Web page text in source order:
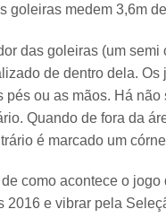
goleiras medem 3,6m
das goleiras (um
de dentro dela.
ou as mãos. Há
Quando de fora da
é marcado um
como acontece o jogo
2016 e vibrar pela